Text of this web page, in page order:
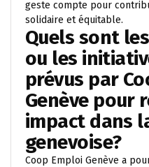
geste compte pour
solidaire et équitable.
Quels sont
ou les
prévus par
Genève pour
impact dans
genevoise?
Coop Emploi Genève a